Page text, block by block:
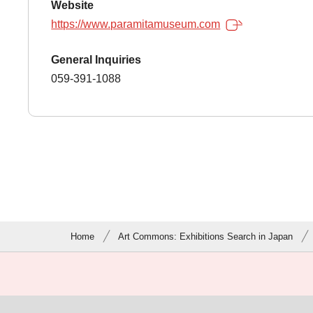
Website
https://www.paramitamuseum.com
General Inquiries
059-391-1088
Home Art Commons: Exhibitions Search in Japan